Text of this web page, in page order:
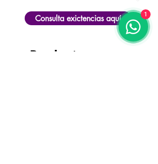
Consulta exictencias aquí
Productos
1